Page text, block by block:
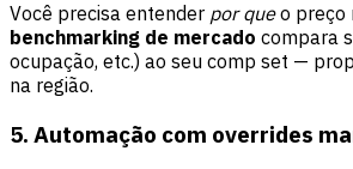
Você precisa entender por queo preço
benchmarking de mercado compara
ocupação, etc.) ao seu comp set —
na região.
5. Automação com overrides